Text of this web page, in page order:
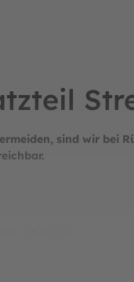
sind wir bei